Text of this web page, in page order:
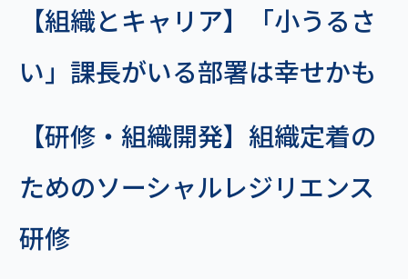
【組織とキャリア】「小うるさ
い」課長がいる部署は幸せかも
【研修・組織開発】組織定着の
ためのソーシャルレジリエンス
研修